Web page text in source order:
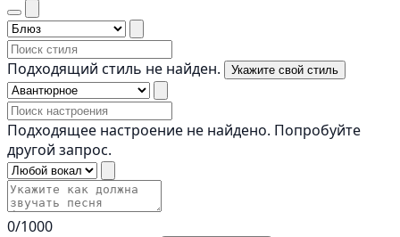
Подходящий стиль не найден. Укажите свой стиль
Подходящее настроение не найдено. Попробуйте
другой запрос.
0/1000